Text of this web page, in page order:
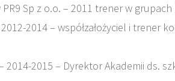
PR9 Sp z o.o. – 2011 trener w grupach
2014 – współzałożyciel i
2014-2015 – Dyrektor Akademii ds.